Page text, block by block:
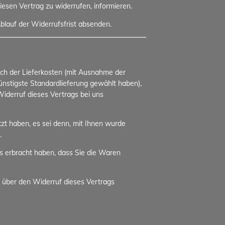
Vertrag zu widerrufen, informieren.
der Widerrufsfrist absenden.
der Lieferkosten (mit Ausnahme der
Standardlieferung gewählt haben),
dieses Vertrags bei uns
haben, es sei denn, mit Ihnen wurde
haben, dass Sie die Waren
über den Widerruf dieses Vertrags